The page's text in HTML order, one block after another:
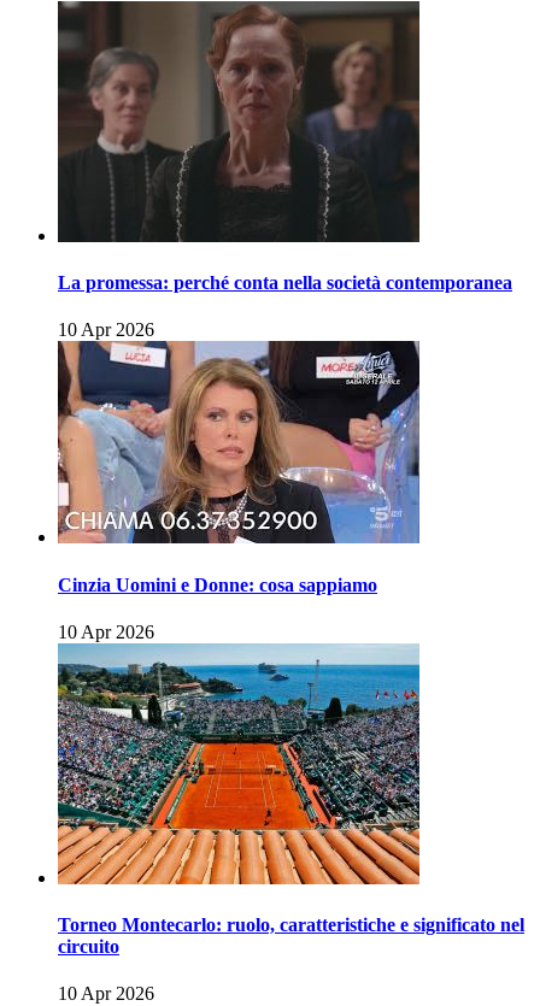
La promessa: perché conta nella società contemporanea
10 Apr 2026
Cinzia Uomini e Donne: cosa sappiamo
10 Apr 2026
Torneo Montecarlo: ruolo, caratteristiche e significato nel
circuito
10 Apr 2026